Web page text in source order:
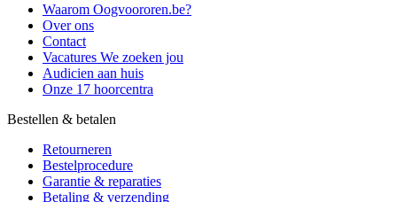
Waarom Oogvoororen.be?
Over ons
Contact
Vacatures We zoeken jou
Audicien aan huis
Onze 17 hoorcentra
Bestellen & betalen
Retourneren
Bestelprocedure
Garantie & reparaties
Betaling & verzending